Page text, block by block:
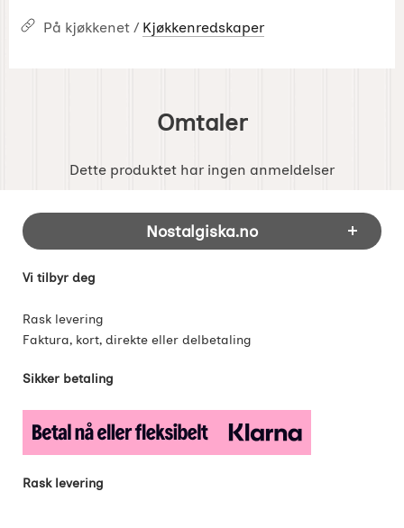
På kjøkkenet / Kjøkkenredskaper
Omtaler
Dette produktet har ingen anmeldelser
Footer-innhold Blandet informasjon og
Nostalgiska.no
Vi tilbyr deg
Rask levering
Faktura, kort, direkte eller delbetaling
Sikker betaling
Rask levering